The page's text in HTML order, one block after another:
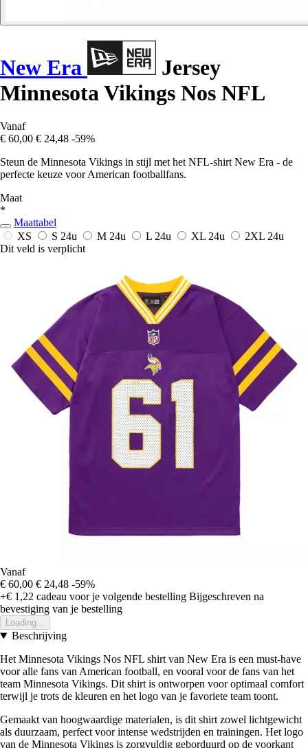
New Era
Jersey
Minnesota Vikings Nos NFL
Vanaf
€ 60,00 € 24,48 -59%
Steun de Minnesota Vikings in stijl met het NFL-shirt New Era - de
perfecte keuze voor American footballfans.
Maat
*
Maattabel
XS
S 24u M 24u L 24u XL 24u 2XL 24u
Dit veld is verplicht
Vanaf
€ 60,00 € 24,48 -59%
+€ 1,22 cadeau voor je volgende bestelling Bijgeschreven na
bevestiging van je bestelling
Loading...
Beschrijving
Het Minnesota Vikings Nos NFL shirt van New Era is een must-have
voor alle fans van American football, en vooral voor de fans van het
team Minnesota Vikings. Dit shirt is ontworpen voor optimaal comfort
terwijl je trots de kleuren en het logo van je favoriete team toont.
Gemaakt van hoogwaardige materialen, is dit shirt zowel lichtgewicht
als duurzaam, perfect voor intense wedstrijden en trainingen. Het logo
van de Minnesota Vikings is zorgvuldig geborduurd op de voorkant